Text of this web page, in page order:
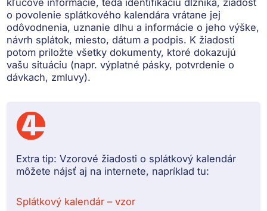
o povolenie splátkového kalendára vrátane jej
odôvodnenia, uznanie dlhu a informácie o jeho výške,
návrh splátok, miesto, dátum a podpis. K žiadosti
potom priložte všetky dokumenty, ktoré dokazujú
vašu situáciu (napr. výplatné pásky, potvrdenie o
dávkach, zmluvy).
Extra tip: Vzorové žiadosti o splátkový kalendár
môžete nájsť aj na internete, napríklad tu:
Splátkový kalendár – vzor